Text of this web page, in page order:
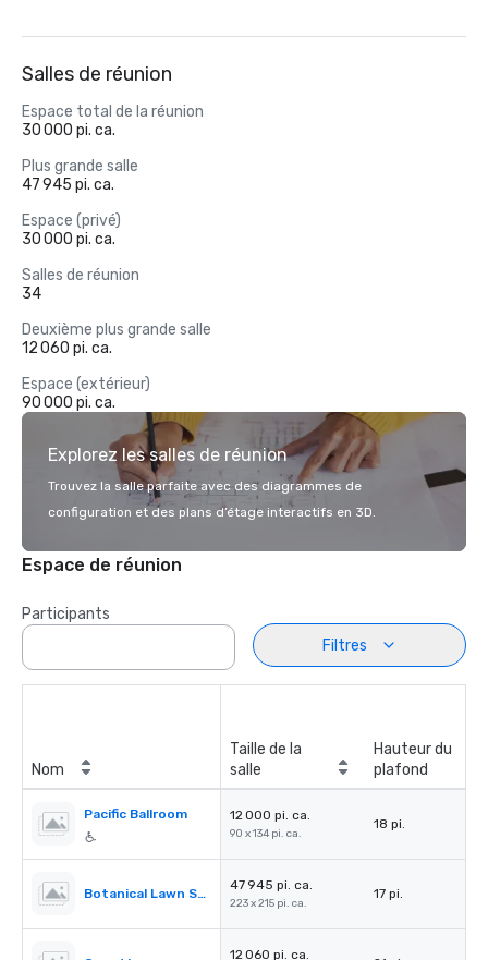
Salles de réunion
Espace total de la réunion
30 000 pi. ca.
Plus grande salle
47 945 pi. ca.
Espace (privé)
30 000 pi. ca.
Salles de réunion
34
Deuxième plus grande salle
12 060 pi. ca.
Espace (extérieur)
90 000 pi. ca.
Explorez les salles de réunion
Trouvez la salle parfaite avec des diagrammes de
configuration et des plans d’étage interactifs en 3D.
Espace de réunion
Participants
Filtres
Nom
Taille de la
salle
Hauteur du
plafond
Pacific Ballroom 12 000 pi. ca.
90 x 134 pi. ca.
18 pi.
Botanical Lawn South
47 945 pi. ca.
223 x 215 pi. ca.
17 pi.
12 060 pi. ca.